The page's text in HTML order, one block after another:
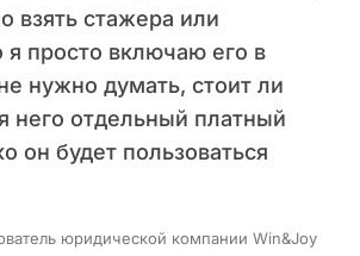
взять стажера или
я просто включаю его в
нужно думать, стоит ли
него отдельный платный
он будет пользоваться
юридической компании Win&Joy